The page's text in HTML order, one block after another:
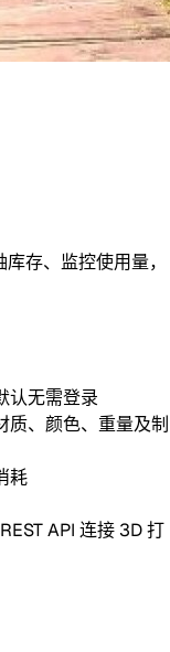
存、监控使用量，
认无需登录
、颜色、重量及制
耗
API 连接 3D 打